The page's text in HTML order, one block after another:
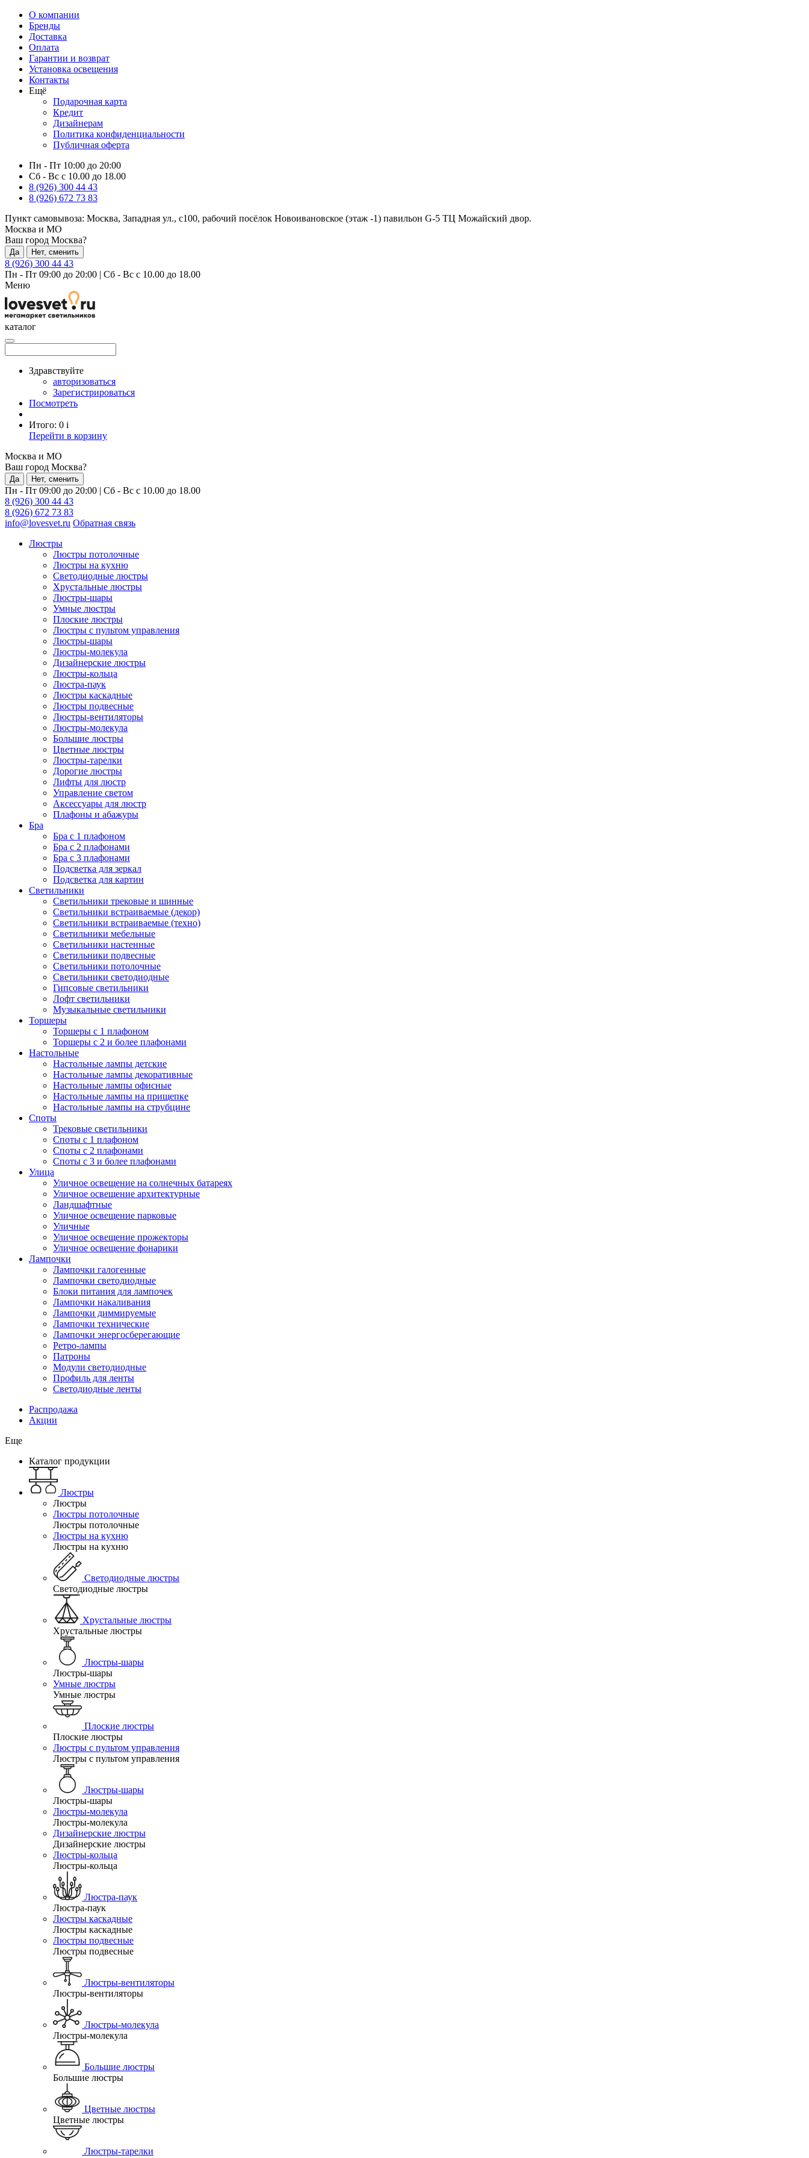
О компании
Бренды
Доставка
Оплата
Гарантии и возврат
Установка освещения
Контакты
Ещё
Подарочная карта
Кредит
Дизайнерам
Политика конфиденциальности
Публичная оферта
Пн - Пт 10:00 до 20:00
Сб - Вс с 10.00 до 18.00
8 (926) 300 44 43
8 (926) 672 73 83
Пункт самовывоза: Москва, Западная ул., с100, рабочий посёлок Новоивановское (этаж -1) павильон G-5 ТЦ Можайский двор.
Москва и МО
Ваш город Москва?
Да Нет, сменить
8 (926) 300 44 43
Пн - Пт 09:00 до 20:00 | Сб - Вс с 10.00 до 18.00
Меню
каталог
Здравствуйте
авторизоваться
Зарегистрироваться
Посмотреть
Итого: 0 i
Перейти в корзину
Москва и МО
Ваш город Москва?
Да Нет, сменить
Пн - Пт 09:00 до 20:00 | Сб - Вс с 10.00 до 18.00
8 (926) 300 44 43
8 (926) 672 73 83
info@lovesvet.ru Обратная связь
Люстры
Люстры потолочные
Люстры на кухню
Светодиодные люстры
Хрустальные люстры
Люстры-шары
Умные люстры
Плоские люстры
Люстры с пультом управления
Люстры-шары
Люстры-молекула
Дизайнерские люстры
Люстры-кольца
Люстра-паук
Люстры каскадные
Люстры подвесные
Люстры-вентиляторы
Люстры-молекула
Большие люстры
Цветные люстры
Люстры-тарелки
Дорогие люстры
Лифты для люстр
Управление светом
Аксессуары для люстр
Плафоны и абажуры
Бра
Бра с 1 плафоном
Бра с 2 плафонами
Бра с 3 плафонами
Подсветка для зеркал
Подсветка для картин
Светильники
Светильники трековые и шинные
Светильники встраиваемые (декор)
Светильники встраиваемые (техно)
Светильники мебельные
Светильники настенные
Светильники подвесные
Светильники потолочные
Светильники светодиодные
Гипсовые светильники
Лофт светильники
Музыкальные светильники
Торшеры
Торшеры с 1 плафоном
Торшеры с 2 и более плафонами
Настольные
Настольные лампы детские
Настольные лампы декоративные
Настольные лампы офисные
Настольные лампы на прищепке
Настольные лампы на струбцине
Споты
Трековые светильники
Споты с 1 плафоном
Споты с 2 плафонами
Споты с 3 и более плафонами
Улица
Уличное освещение на солнечных батареях
Уличное освещение архитектурные
Ландшафтные
Уличное освещение парковые
Уличные
Уличное освещение прожекторы
Уличное освещение фонарики
Лампочки
Лампочки галогенные
Лампочки светодиодные
Блоки питания для лампочек
Лампочки накаливания
Лампочки диммируемые
Лампочки технические
Лампочки энергосберегающие
Ретро-лампы
Патроны
Модули светодиодные
Профиль для ленты
Светодиодные ленты
Распродажа
Акции
Еще
Каталог продукции
Люстры
Люстры
Люстры потолочные
Люстры потолочные
Люстры на кухню
Люстры на кухню
Светодиодные люстры
Светодиодные люстры
Хрустальные люстры
Хрустальные люстры
Люстры-шары
Люстры-шары
Умные люстры
Умные люстры
Плоские люстры
Плоские люстры
Люстры с пультом управления
Люстры с пультом управления
Люстры-шары
Люстры-шары
Люстры-молекула
Люстры-молекула
Дизайнерские люстры
Дизайнерские люстры
Люстры-кольца
Люстры-кольца
Люстра-паук
Люстра-паук
Люстры каскадные
Люстры каскадные
Люстры подвесные
Люстры подвесные
Люстры-вентиляторы
Люстры-вентиляторы
Люстры-молекула
Люстры-молекула
Большие люстры
Большие люстры
Цветные люстры
Цветные люстры
Люстры-тарелки